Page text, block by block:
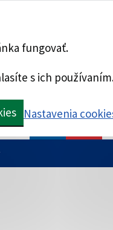
fungovať.
s ich
Nastavenia
kraja.
Táto